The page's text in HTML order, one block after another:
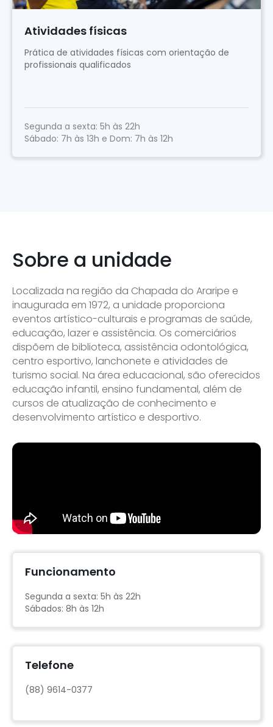
Atividades físicas
Prática de atividades físicas com orientação de
profissionais qualificados
Segunda a sexta: 5h às 22h
Sábado: 7h às 13h e Dom: 7h às 12h
Sobre a unidade
Localizada na região da Chapada do Araripe e
inaugurada em 1972, a unidade proporciona
eventos artístico-culturais e programas de saúde,
educação, lazer e assistência. Os comerciários
dispõem de biblioteca, assistência odontológica,
centro esportivo, lanchonete e atividades de
turismo social. Na área educacional, são oferecidos
educação infantil, ensino fundamental, além de
cursos de atualização de conhecimento e
desenvolvimento artístico e desportivo.
Funcionamento
Segunda a sexta: 5h às 22h
Sábados: 8h às 12h
Telefone
(88) 9614-0377